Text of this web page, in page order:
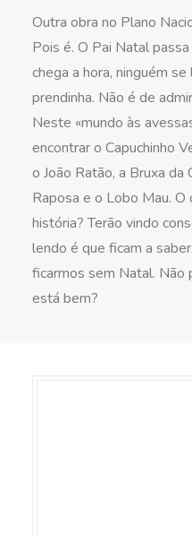
Outra obra no Plano
Pois é. O Pai Natal
chega a hora, ninguém
prendinha. Não é de
Neste «mundo às
encontrar o Capuchinho
o João Ratão, a Bruxa da
Raposa e o Lobo Mau.
história? Terão vindo
lendo é que ficam a
ficarmos sem Natal. Não
está bem?